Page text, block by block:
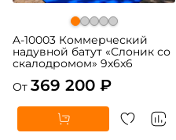
A-10003 Коммерческий
надувной батут «Слоник со
скалодромом» 9x6x6
От 369 200 ₽